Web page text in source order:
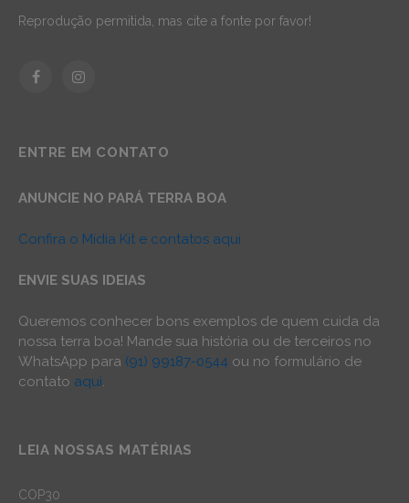
Reprodução permitida, mas cite a fonte por favor!
FacebookInstagram
ENTRE EM CONTATO
ANUNCIE NO PARÁ TERRA BOA
Confira o Mídia Kit e contatos aqui
ENVIE SUAS IDEIAS
Queremos conhecer bons exemplos de quem cuida da
nossa terra boa! Mande sua história ou de terceiros no
WhatsApp para (91) 99187-0544 ou no formulário de
contato aqui.
LEIA NOSSAS MATÉRIAS
COP30